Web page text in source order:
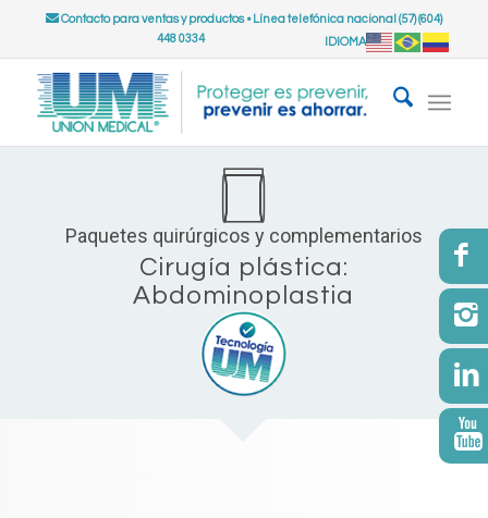
Contacto para ventas y productos• Línea telefónica nacional (57) (604)
448 0334
IDIOMA
Paquetes quirúrgicos y complementarios
Cirugía plástica:
Abdominoplastia